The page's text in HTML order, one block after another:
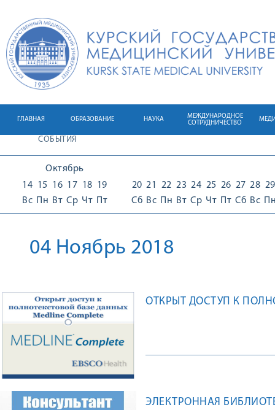
ГЛАВНАЯ ОБРАЗОВАНИЕ НАУКА
МЕЖДУНАРОДНОЕ
СОТРУДНИЧЕСТВО
СОБЫТИЯ
Октябрь
14
Вс
15
Пн
16
Вт
17
Ср
18
Чт
19
Пт
20
Сб
21
Вс
22
Пн
23
Вт
24
Ср
25
Чт
26
Пт
27
Сб
28
Вс
29
04 Ноябрь 2018
ОТКРЫТ ДОСТУП К
ЭЛЕКТРОННАЯ